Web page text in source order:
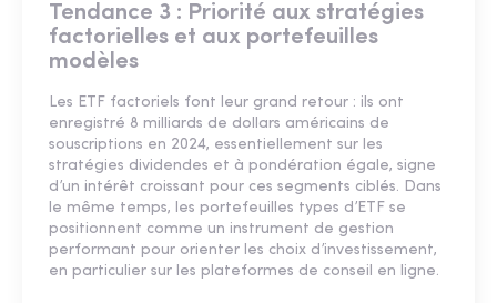
Tendance 3 : Priorité aux stratégies
factorielles et aux portefeuilles
modèles
Les ETF factoriels font leur grand retour : ils ont
enregistré 8 milliards de dollars américains de
souscriptions en 2024, essentiellement sur les
stratégies dividendes et à pondération égale, signe
d’un intérêt croissant pour ces segments ciblés. Dans
le même temps, les portefeuilles types d’ETF se
positionnent comme un instrument de gestion
performant pour orienter les choix d’investissement,
en particulier sur les plateformes de conseil en ligne.